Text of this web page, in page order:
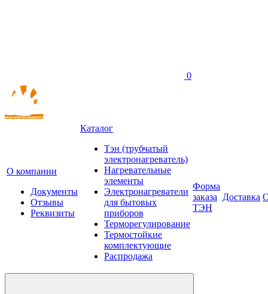
0
О компании
Документы
Отзывы
Реквизиты
Каталог
Тэн (трубчатый
электронагреватель)
Нагревательные
элементы
Электронагреватели
для бытовых
приборов
Терморегулирование
Термостойкие
комплектующие
Распродажа
Форма
заказа
ТЭН
Доставка